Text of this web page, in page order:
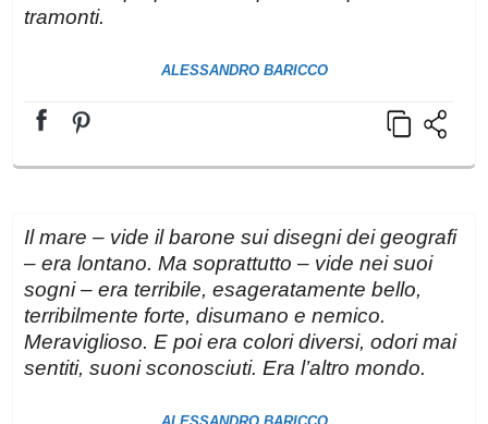
tramonti.
ALESSANDRO BARICCO
Il mare – vide il barone sui disegni dei geografi
– era lontano. Ma soprattutto – vide nei suoi
sogni – era terribile, esageratamente bello,
terribilmente forte, disumano e nemico.
Meraviglioso. E poi era colori diversi, odori mai
sentiti, suoni sconosciuti. Era l’altro mondo.
ALESSANDRO BARICCO